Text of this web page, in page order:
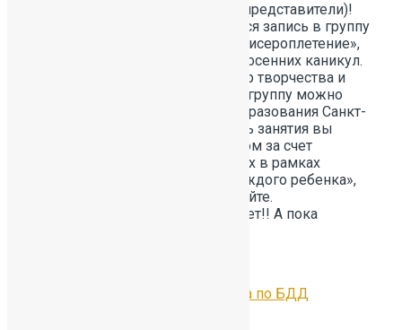
Уважаемые родители(законные представители)!
С 18 сентября 2023 года начинается запись в группу
дополнительного образования «Бисероплетение»,
которая будет работать в период осенних каникул.
Дети окунуться в волшебный мир творчества и
плетения из бисера. Записаться в группу можно
через портал дополнительного образования Санкт-
Петербурга «Навигатор». Оплатить занятия вы
можете социальным сертификатом за счет
бюджетных средств выделяемых в рамках
федерального проекта «Успех каждого ребенка»,
который оформляется сразу на сайте.
Запись доступна для детей 7-10 лет!! А пока
Всероссийская онлайн-олимпиада по БДД